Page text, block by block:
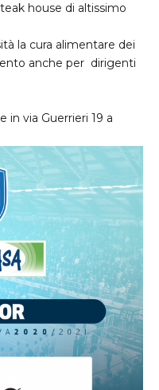
house di altissimo
la cura alimentare dei
anche per dirigenti
in via Guerrieri 19 a